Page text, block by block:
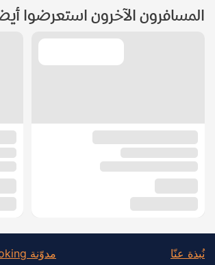
المسافرون الآخرون استعرضوا
نُبذة عنّا
مدوّنة Halalbooking